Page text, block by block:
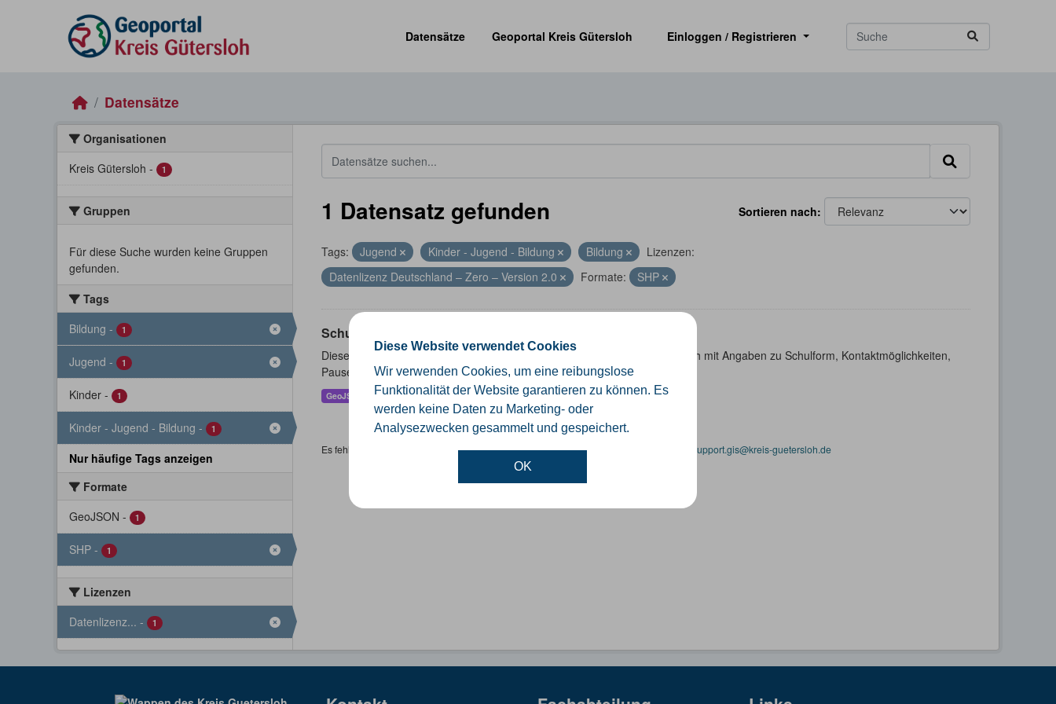
Diese Website verwendet Cookies
Wir verwenden Cookies, um eine reibungslose
Funktionalität der Website garantieren zu können. Es
werden keine Daten zu Marketing- oder
Analysezwecken gesammelt und gespeichert.
OK
Datensätze
Geoportal Kreis Gütersloh Einloggen / Registrieren
Datensätze
Organisationen
Kreis Gütersloh - 1
Gruppen
Für diese Suche wurden keine Gruppen
gefunden.
Tags
Bildung - 1
Jugend - 1
Kinder - 1
Kinder - Jugend - Bildung - 1
Nur häufige Tags anzeigen
Formate
GeoJSON - 1
SHP - 1
Lizenzen
Datenlizenz... - 1
Sortieren nach
1 Datensatz gefunden
Tags: Jugend Kinder - Jugend - Bildung Bildung
Lizenzen:
Datenlizenz Deutschland – Zero – Version 2.0
Formate: SHP
Schulen
Dieser Datensatz beinhaltet eine Darstellung der Schulen im Kreis Gütersloh mit Angaben zu Schulform, Kontaktmöglichkeiten,
Pausenzeiten und Schulträger.
GeoJSON SHP
Es fehlen spezifische Datensätze? Wenden Sie sich bitte an einen Administrator unter: support.gis@kreis-guetersloh.de